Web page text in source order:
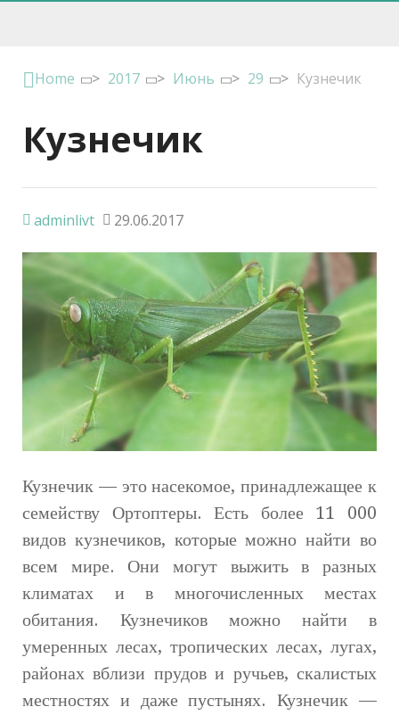
Home > 2017 > Июнь > 29 > Кузнечик
Кузнечик
adminlivt 29.06.2017
Кузнечик — это насекомое, принадлежащее к
семейству Ортоптеры. Есть более 11 000
видов кузнечиков, которые можно найти во
всем мире. Они могут выжить в разных
климатах и в многочисленных местах
обитания. Кузнечиков можно найти в
умеренных лесах, тропических лесах, лугах,
районах вблизи прудов и ручьев, скалистых
местностях и даже пустынях. Кузнечик —